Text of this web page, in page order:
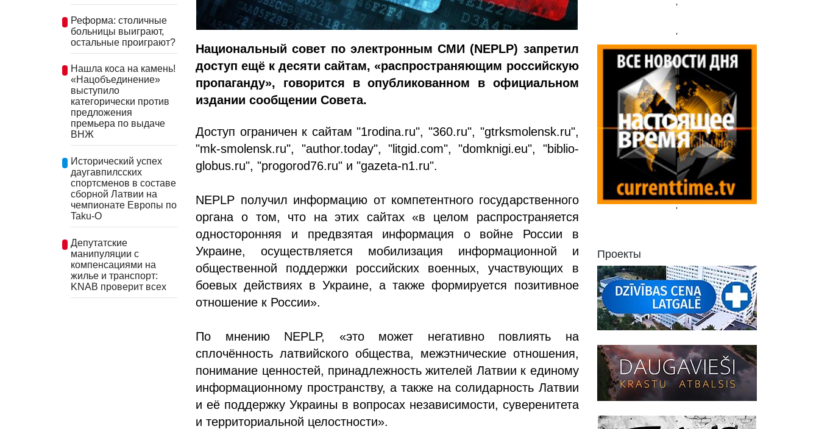
Реформа: столичные
больницы выиграют,
остальные проиграют?
Нашла коса на камень!
«Нацобъединение»
выступило
категорически против
предложения
премьера по выдаче
ВНЖ
Исторический успех
даугавпилсских
спортсменов в составе
сборной Латвии на
чемпионате Европы по
Taku-O
Депутатские
манипуляции с
компенсациями на
жилье и транспорт:
KNAB проверит всех
Национальный совет по электронным СМИ (NEPLP) запретил
доступ ещё к десяти сайтам, «распространяющим российскую
пропаганду», говорится в опубликованном в официальном
издании сообщении Совета.
Доступ ограничен к сайтам "1rodina.ru", "360.ru", "gtrksmolensk.ru",
"mk-smolensk.ru", "author.today", "litgid.com", "domknigi.eu", "biblio-
globus.ru", "progorod76.ru" и "gazeta-n1.ru".
NEPLP получил информацию от компетентного государственного
органа о том, что на этих сайтах «в целом распространяется
односторонняя и предвзятая информация о войне России в
Украине, осуществляется мобилизация информационной и
общественной поддержки российских военных, участвующих в
боевых действиях в Украине, а также формируется позитивное
отношение к России».
По мнению NEPLP, «это может негативно повлиять на
сплочённость латвийского общества, межэтнические отношения,
понимание ценностей, принадлежность жителей Латвии к единому
информационному пространству, а также на солидарность Латвии
и её поддержку Украины в вопросах независимости, суверенитета
и территориальной целостности».
'
'
'
Проекты